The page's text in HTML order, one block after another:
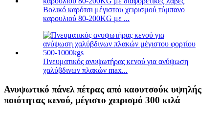
Βολικό καρότσι μέγιστου χειρισμού τύμπανο
καρουλιού 80-200KG με ...
Πνευματικός ανυψωτήρας κενού για ανύψωση
χαλύβδινων πλακών max...
Ανυψωτικό πάνελ πέτρας από καουτσούκ υψηλής
ποιότητας κενού, μέγιστο χειρισμό 300 κιλά